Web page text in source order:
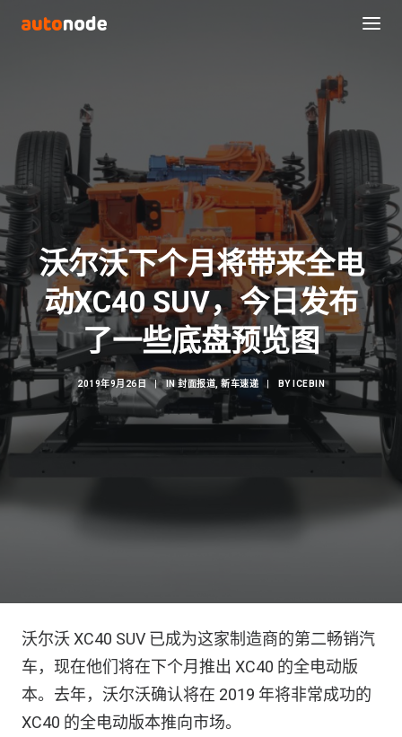
Search
沃尔沃下个月将带来全电
动XC40 SUV，今日发布
了一些底盘预览图
2019年9月26日 | IN 封面报道 新车速递 BY ICEBIN
沃尔沃 XC40 SUV 已成为这家制造商的第二畅销汽
车，现在他们将在下个月推出 XC40 的全电动版
本。去年，沃尔沃确认将在 2019 年将非常成功的
XC40 的全电动版本推向市场。